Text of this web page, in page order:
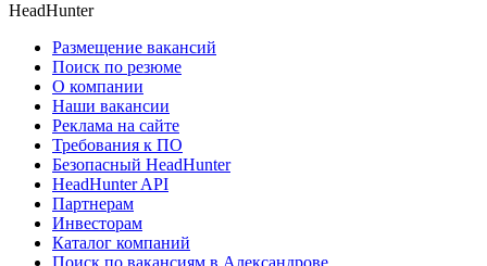
HeadHunter
Размещение вакансий
Поиск по резюме
О компании
Наши вакансии
Реклама на сайте
Требования к ПО
Безопасный HeadHunter
HeadHunter API
Партнерам
Инвесторам
Каталог компаний
Поиск по вакансиям в Александрове